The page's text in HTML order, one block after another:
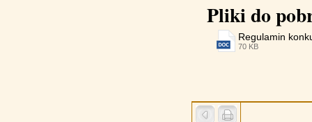
Pliki do
Regulamin
70 KB